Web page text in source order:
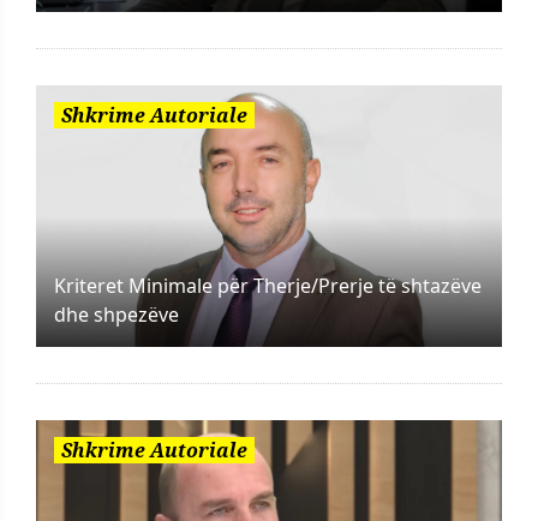
Shkrime Autoriale
Kriteret Minimale për Therje/Prerje të shtazëve
dhe shpezëve
Shkrime Autoriale